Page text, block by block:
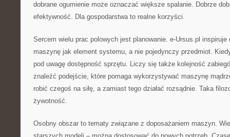
dobrane ogumienie może oznaczać większe spalanie. Dobrze
efektywność. Dla gospodarstwa to realne korzyści.
Sercem wielu prac polowych jest planowanie. e-Ursus.pl
maszynę jak element systemu, a nie pojedynczy przedmiot.
pod uwagę dostępność sprzętu. Liczy się także kolejność
znaleźć podejście, które pomaga wykorzystywać maszynę
robić czegoś na siłę, a zamiast tego działać rozsądnie. Taka
żywotność.
Osobny obszar to tematy związane z doposażaniem maszyn.